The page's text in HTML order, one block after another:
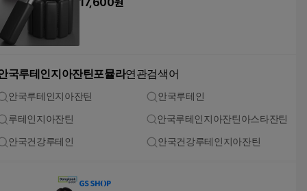
국루테인지아잔틴포뮬라연관검색어
안국루테인지아잔틴 안국루테인
루테인지아잔틴 안국루테인지아잔틴아스타잔틴
안국건강루테인 안국건강루테인지아잔틴